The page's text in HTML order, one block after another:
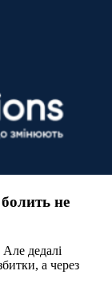
не
дедалі
а через